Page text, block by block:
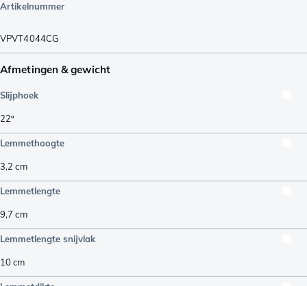
Artikelnummer
VPVT4044CG
Afmetingen & gewicht
Slijphoek
22º
Lemmethoogte
3,2 cm
Lemmetlengte
9,7 cm
Lemmetlengte snijvlak
10cm